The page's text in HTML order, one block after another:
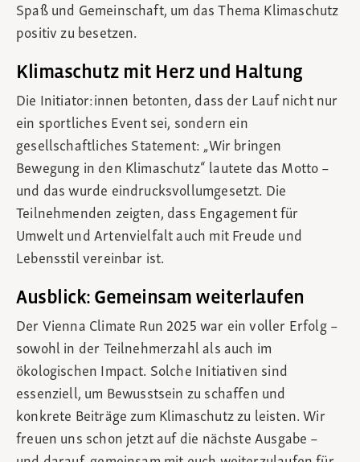
Spaß und Gemeinschaft, um das Thema Klimaschutz
positiv zu besetzen.
Klimaschutz mit Herz und Haltung
Die Initiator:innen betonten, dass der Lauf nicht nur
ein sportliches Event sei, sondern ein
gesellschaftliches Statement: „Wir bringen
Bewegung in den Klimaschutz“ lautete das Motto –
und das wurde eindrucksvollumgesetzt. Die
Teilnehmenden zeigten, dass Engagement für
Umwelt und Artenvielfalt auch mit Freude und
Lebensstil vereinbar ist.
Ausblick: Gemeinsam weiterlaufen
Der Vienna Climate Run 2025 war ein voller Erfolg –
sowohl in der Teilnehmerzahl als auch im
ökologischen Impact. Solche Initiativen sind
essenziell, um Bewusstsein zu schaffen und
konkrete Beiträge zum Klimaschutz zu leisten. Wir
freuen uns schon jetzt auf die nächste Ausgabe –